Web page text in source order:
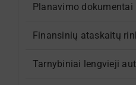
KalbosPlanavimo dokumentai
Finansinių ataskaitų
Tarnybiniai lengvieji